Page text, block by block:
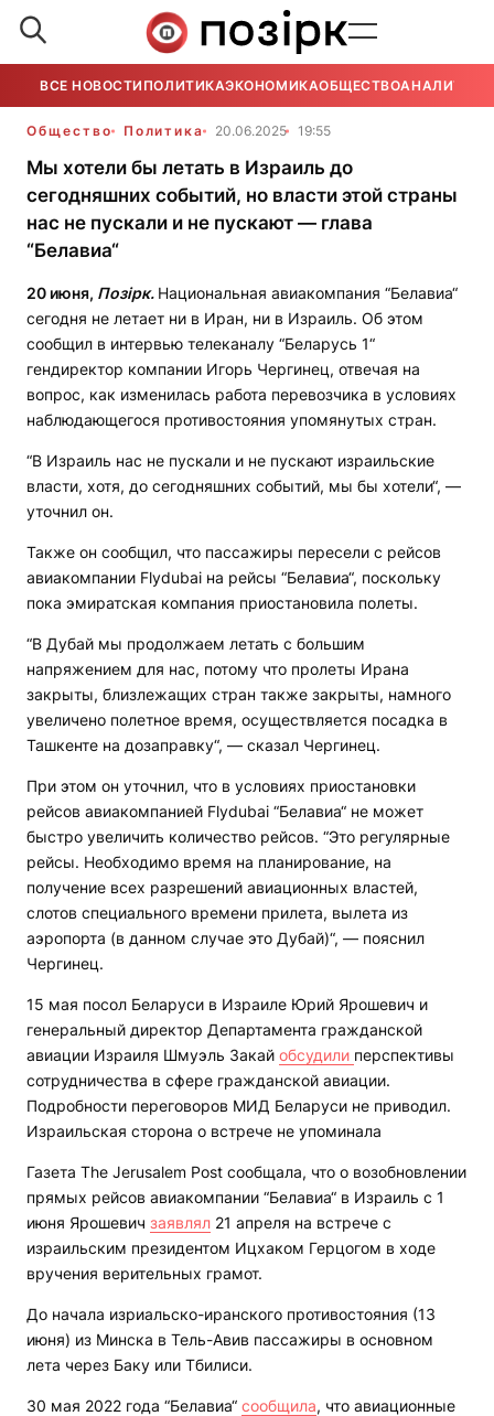
ВСЕ НОВОСТИ ПОЛИТИКАЭКОНОМИКАОБЩЕСТВОАНАЛИТИКА
Общество Политика 20.06.2025 19:55
Мы хотели бы летать в Израиль до
сегодняшних событий, но власти этой страны
нас не пускали и не пускают — глава
“Белавиа“
20 июня, Позірк. Национальная авиакомпания “Белавиа“
сегодня не летает ни в Иран, ни в Израиль. Об этом
сообщил в интервью телеканалу “Беларусь 1“
гендиректор компании Игорь Чергинец, отвечая на
вопрос, как изменилась работа перевозчика в условиях
наблюдающегося противостояния упомянутых стран.
“В Израиль нас не пускали и не пускают израильские
власти, хотя, до сегодняшних событий, мы бы хотели“, —
уточнил он.
Также он сообщил, что пассажиры пересели с рейсов
авиакомпании Flydubai на рейсы “Белавиа“, поскольку
пока эмиратская компания приостановила полеты.
“В Дубай мы продолжаем летать с большим
напряжением для нас, потому что пролеты Ирана
закрыты, близлежащих стран также закрыты, намного
увеличено полетное время, осуществляется посадка в
Ташкенте на дозаправку“, — сказал Чергинец.
При этом он уточнил, что в условиях приостановки
рейсов авиакомпанией Flydubai “Белавиа“ не может
быстро увеличить количество рейсов. “Это регулярные
рейсы. Необходимо время на планирование, на
получение всех разрешений авиационных властей,
слотов специального времени прилета, вылета из
аэропорта (в данном случае это Дубай)“, — пояснил
Чергинец.
15 мая посол Беларуси в Израиле Юрий Ярошевич и
генеральный директор Департамента гражданской
авиации Израиля Шмуэль Закай обсудили перспективы
сотрудничества в сфере гражданской авиации.
Подробности переговоров МИД Беларуси не приводил.
Израильская сторона о встрече не упоминала
Газета The Jerusalem Post сообщала, что о возобновлении
прямых рейсов авиакомпании “Белавиа“ в Израиль с 1
июня Ярошевич заявлял 21 апреля на встрече с
израильским президентом Ицхаком Герцогом в ходе
вручения верительных грамот.
До начала изриальско-иранского противостояния (13
июня) из Минска в Тель-Авив пассажиры в основном
лета через Баку или Тбилиси.
30 мая 2022 года “Белавиа“ сообщила, что авиационные